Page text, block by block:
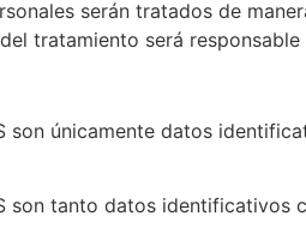
serán tratados de
tratamiento será
son únicamente datos
son tanto datos identificativos